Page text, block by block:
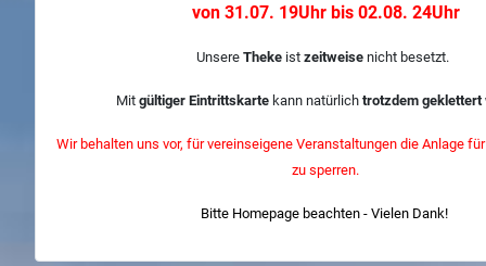
von 31.07. 19Uhr bis 02.08. 24Uhr
UnsereTheke istzeitweise nicht besetzt.
Mit gültiger Eintrittskarte kann natürlich trotzdem geklettert
Wir behalten uns vor, für vereinseigene Veranstaltungen die Anlage
zu sperren.
Bitte Homepage beachten - Vielen Dank!